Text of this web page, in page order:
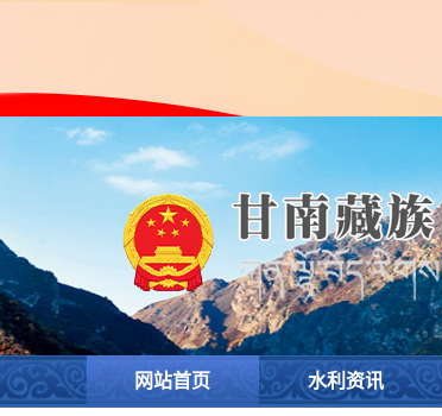
入
自
州
水
务
局,
网站首页 水利资讯